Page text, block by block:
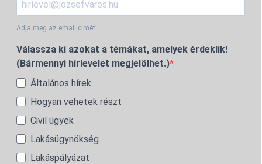
Adja meg az email címét!
Válassza ki azokat a témákat, amelyek érdeklik!
(Bármennyi hírlevelet megjelölhet.)
Általános hírek
Hogyan vehetek részt
Civil ügyek
Lakásügynökség
Lakáspályázat